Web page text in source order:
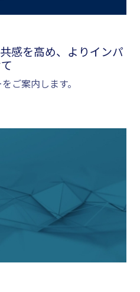
感を高め、よりインパ
ご案内します。